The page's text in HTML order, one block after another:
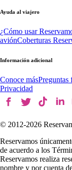
Ayuda al viajero
¿Cómo usar
aviónCoberturas
Información adicional
Conoce másPreguntas
Privacidad
© 2012-2026
Reservamos
de acuerdo a los
Reservamos realiza
nombre y por cuenta